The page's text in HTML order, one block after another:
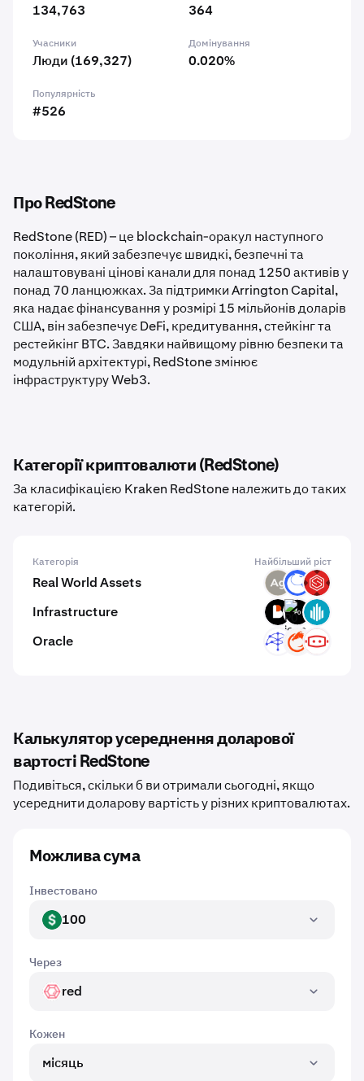
134,763 364
Учасники
Люди (169,327)
Домінування
0.020%
Популярність
#526
Про RedStone
RedStone (RED) – це blockchain-оракул наступного
покоління, який забезпечує швидкі, безпечні та
налаштовувані цінові канали для понад 1250 активів у
понад 70 ланцюжках. За підтримки Arrington Capital,
яка надає фінансування у розмірі 15 мільйонів доларів
США, він забезпечує DeFi, кредитування, стейкінг та
рестейкінг BTC. Завдяки найвищому рівню безпеки та
модульній архітектурі, RedStone змінює
інфраструктуру Web3.
Категорії криптовалюти (RedStone)
За класифікацією Kraken RedStone належить до таких
категорій.
Категорія Найбільший ріст
Real World Assets SLVR ANT SBETX
Infrastructure BICO P0 GWEI
Oracle UMB ON C3
Калькулятор усереднення доларової
вартості RedStone
Подивіться, скільки б ви отримали сьогодні, якщо
усереднити доларову вартість у різних криптовалютах.
Можлива сума
Інвестовано
USD 100
Через
RED red
Кожен
місяць